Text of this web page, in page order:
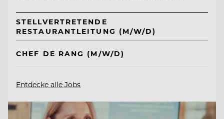
STELLVERTRETENDE
RESTAURANTLEITUNG (M/W/D)
CHEF DE RANG (M/W/D)
Entdecke alle Jobs